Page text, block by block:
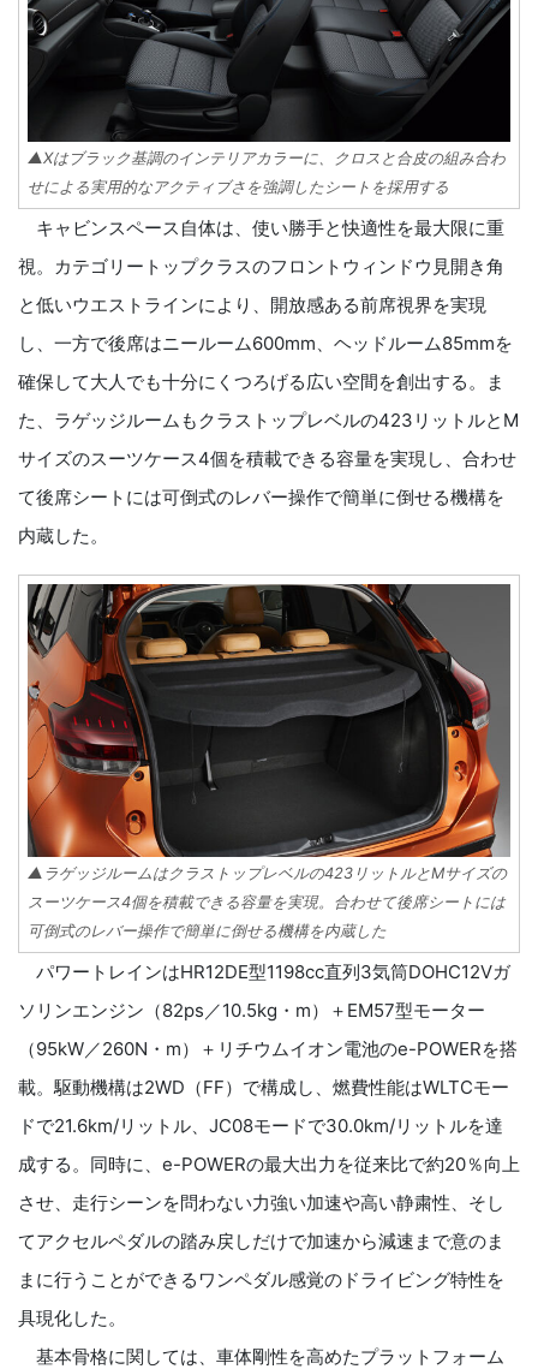
▲Xはブラック基調のインテリアカラーに、クロスと合皮の組み合わ
せによる実用的なアクティブさを強調したシートを採用する
キャビンスペース自体は、使い勝手と快適性を最大限に重
視。カテゴリートップクラスのフロントウィンドウ見開き角
と低いウエストラインにより、開放感ある前席視界を実現
し、一方で後席はニールーム600mm、ヘッドルーム85mmを
確保して大人でも十分にくつろげる広い空間を創出する。ま
た、ラゲッジルームもクラストップレベルの423リットルとM
サイズのスーツケース4個を積載できる容量を実現し、合わせ
て後席シートには可倒式のレバー操作で簡単に倒せる機構を
内蔵した。
▲ラゲッジルームはクラストップレベルの423リットルとMサイズの
スーツケース4個を積載できる容量を実現。合わせて後席シートには
可倒式のレバー操作で簡単に倒せる機構を内蔵した
パワートレインはHR12DE型1198cc直列3気筒DOHC12Vガ
ソリンエンジン（82ps／10.5kg・m）＋EM57型モーター
（95kW／260N・m）＋リチウムイオン電池のe-POWERを搭
載。駆動機構は2WD（FF）で構成し、燃費性能はWLTCモー
ドで21.6km/リットル、JC08モードで30.0km/リットルを達
成する。同時に、e-POWERの最大出力を従来比で約20％向上
させ、走行シーンを問わない力強い加速や高い静粛性、そし
てアクセルペダルの踏み戻しだけで加速から減速まで意のま
まに行うことができるワンペダル感覚のドライビング特性を
具現化した。
基本骨格に関しては、車体剛性を高めたプラットフォーム